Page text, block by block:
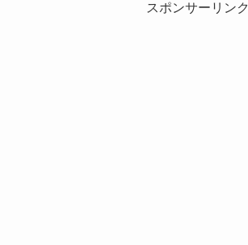
スポンサーリンク